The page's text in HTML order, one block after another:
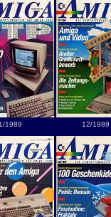
1989 12/1989